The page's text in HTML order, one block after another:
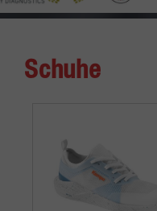
Schuhe